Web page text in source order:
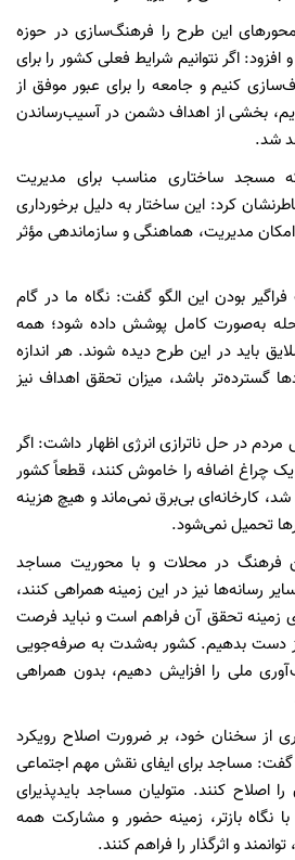
این طرح را فرهنگ‌سازی در حوزه
اگر نتوانیم شرایط فعلی کشور را برای
کنیم و جامعه را برای عبور موفق از
بخشی از اهداف دشمن در آسیب‌رساندن
شد.
مسجد ساختاری مناسب برای مدیریت
کرد: این ساختار به دلیل برخورداری
مدیریت، هماهنگی و سازماندهی مؤثر
بودن این الگو گفت: نگاه ما در گام
به‌صورت کامل پوشش داده شود؛ همه
باید در این طرح دیده شوند. هر اندازه
گسترده‌تر باشد، میزان تحقق اهداف نیز
در حل ناترازی انرژی اظهار داشت: اگر
یک چراغ اضافه را خاموش کنند، قطعاً کشور
کارخانه‌ای بی‌برق نمی‌ماند و هیچ هزینه
تحمیل نمی‌شود.
فرهنگ در محلات و با محوریت مساجد
رسانه‌ها نیز در این زمینه همراهی کنند،
زمینه تحقق آن فراهم است و نباید فرصت
دست بدهیم. کشور به‌شدت به صرفه‌جویی
ملی را افزایش دهیم، بدون همراهی
سخنان خود، بر ضرورت اصلاح رویکرد
گفت: مساجد برای ایفای نقش مهم اجتماعی
اصلاح کنند. متولیان مساجد بایدپذیرای
نگاه بازتر، زمینه حضور و مشارکت همه
و اثرگذار را فراهم کنند.